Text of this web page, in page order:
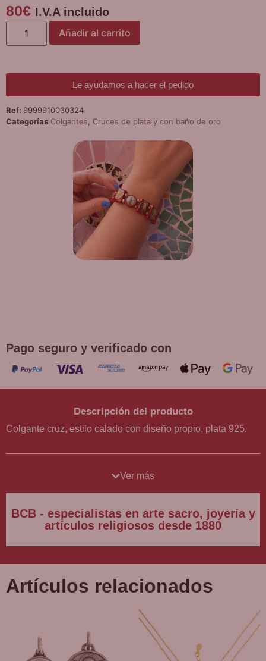
80€ I.V.A incluido
Añadir al carrito
Le ayudamos a hacer el pedido
Ref: 9999910030324
Categorías Colgantes Cruces de plata y con baño de oro
Pago seguro y verificado con
Descripción del producto
Colgante cruz, estilo calado con diseño propio, plata 925.
destaca por su elegancia y simplicidad, y que está realizada
Lo que hace que este colgante de cruz sea único es su
calado interior, lo que crea un efecto visual muy interesante
y atractivo. Este calado le da una dimensión adicional a la
cruz, lo que hace que se vea mucho más interesante que
una cruz tradicional.
Los extremos de la cruz terminan de forma rectangular, lo
que da una sensación de estabilidad y solidez. Sin
embargo, en cada extremo, hay una pequeña bolita que
crea un efecto ecléctico que rompe con la uniformidad del
Ver más
BCB - especialistas en arte sacro, joyería y
artículos religiosos desde 1880
Artículos relacionados